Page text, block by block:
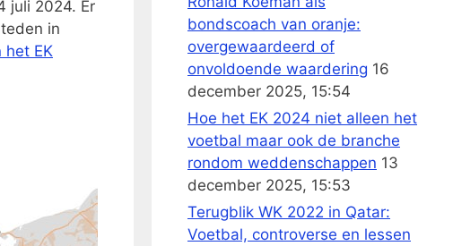
juli 2024. Er
in
het EK
bondscoach van oranje:
overgewaardeerd of
onvoldoende waardering 16
december 2025, 15:54
Hoe het EK 2024 niet alleen het
voetbal maar ook de branche
rondom weddenschappen 13
december 2025, 15:53
Terugblik WK 2022 in Qatar:
Voetbal, controverse en lessen